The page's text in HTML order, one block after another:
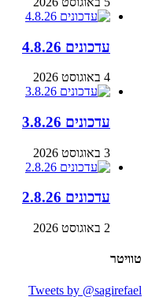
עדכונים 4.8.26
4 באוגוסט 2026
עדכונים 3.8.26
3 באוגוסט 2026
עדכונים 2.8.26
2 באוגוסט 2026
טוויטר
Tweets by @sagirefael